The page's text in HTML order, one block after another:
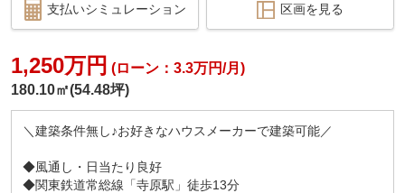
支払いシミュレーション 区画を見る
1,250万円 (ローン：3.3万円/月)
180.10㎡(54.48坪)
＼建築条件無し♪お好きなハウスメーカーで建築可能／
◆風通し・日当たり良好
◆関東鉄道常総線「寺原駅」徒歩13分